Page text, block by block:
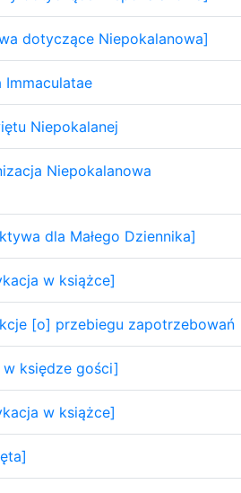
dotyczące Niepokalanowa]
Immaculatae
Niepokalanej
Niepokalanowa
dla Małego Dziennika]
w książce]
[o] przebiegu zapotrzebowań
w księdze gości]
w książce]